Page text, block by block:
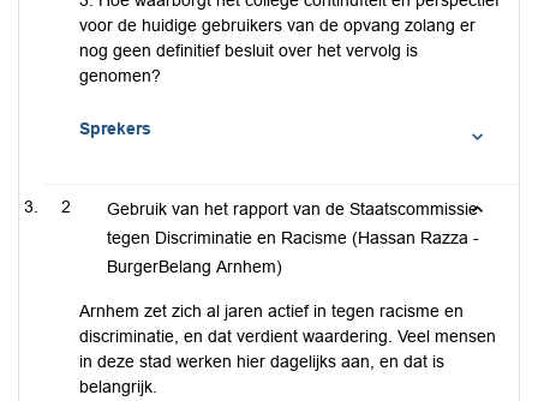
voor de huidige gebruikers van de opvang zolang er
nog geen definitief besluit over het vervolg is
genomen?
Sprekers
2
Gebruik van het rapport van de Staatscommissie
tegen Discriminatie en Racisme (Hassan Razza -
BurgerBelang Arnhem)
Arnhem zet zich al jaren actief in tegen racisme en
discriminatie, en dat verdient waardering. Veel mensen
in deze stad werken hier dagelijks aan, en dat is
belangrijk.